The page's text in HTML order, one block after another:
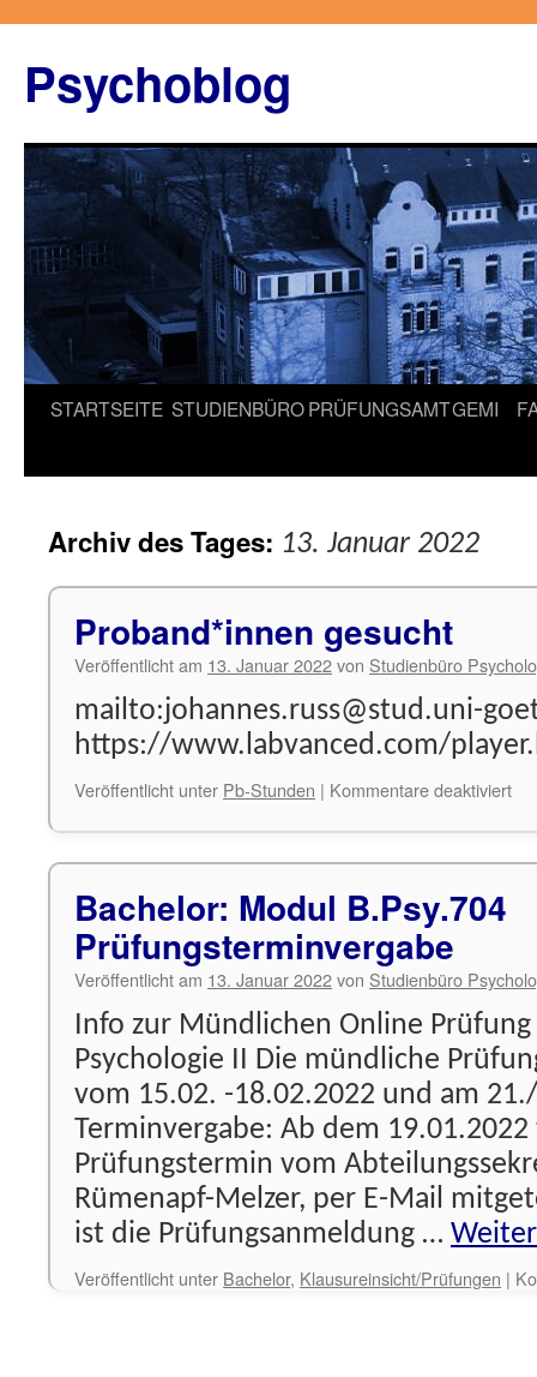
springen
Psychoblog
STARTSEITE STUDIENBÜROPRÜFUNGSAMTGEMI
Archiv des Tages: 13. Januar 2022
Proband*innen gesucht
Veröffentlicht am 13. Januar 2022von Studienbüro
mailto:johannes.russ@stud.uni-
https://www.labvanced.com/
Veröffentlicht unter Pb-Stunden | Kommentare deaktiviertfür
Bachelor: Modul B.Psy.704
Prüfungsterminvergabe
Veröffentlicht am 13. Januar 2022von Studienbüro
Info zur Mündlichen Online Prüfung
Psychologie II Die mündliche
vom 15.02. -18.02.2022 und am
Terminvergabe: Ab dem
Prüfungstermin vom
Rümenapf-Melzer, per E-Mail
ist die Prüfungsanmeldung …
Veröffentlicht unter Bachelor, Klausureinsicht/Prüfungen |